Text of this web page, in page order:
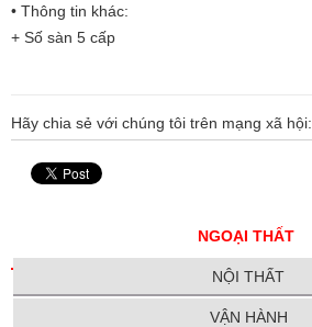
• Thông tin khác:
+ Số sàn 5 cấp
Hãy chia sẻ với chúng tôi trên mạng xã hội:
NGOẠI THẤT
NỘI THẤT
VẬN HÀNH